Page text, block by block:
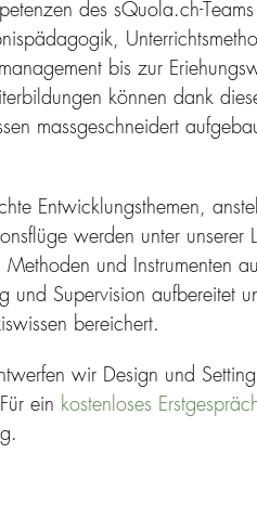
des sQuola.ch-
bis zur
können dank
massgeschneidert
Entwicklungsthemen,
werden unter unserer
Methoden und Instrumenten
und Supervision aufbereitet
bereichert.
wir Design und
ein kostenloses